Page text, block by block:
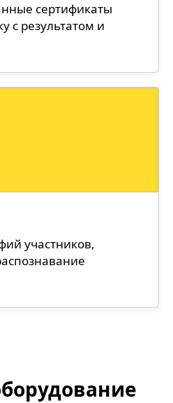
сертификаты
с результатом и
участников,